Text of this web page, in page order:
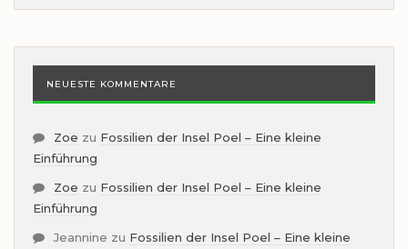
NEUESTE KOMMENTARE
Zoe zu Fossilien der Insel Poel – Eine kleine
Einführung
Zoe zu Fossilien der Insel Poel – Eine kleine
Einführung
Jeannine zu Fossilien der Insel Poel – Eine kleine